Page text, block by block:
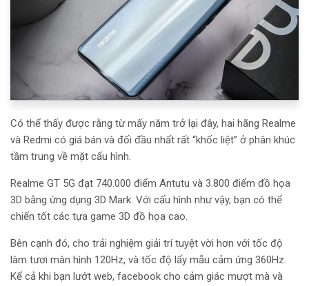
Có thể thấy được rằng từ mấy năm trở lại đây, hai hãng Realme
và Redmi có giá bán và đối đầu nhất rất “khốc liệt” ở phân khúc
tầm trung về mặt cấu hình.
Realme GT 5G đạt 740.000 điểm Antutu và 3.800 điểm đồ họa
3D bằng ứng dụng 3D Mark. Với cấu hình như vậy, bạn có thể
chiến tốt các tựa game 3D đồ họa cao.
Bên cạnh đó, cho trải nghiệm giải trí tuyệt vời hơn với tốc độ
làm tươi màn hình 120Hz, và tốc độ lấy mẫu cảm ứng 360Hz.
Kể cả khi bạn lướt web, facebook cho cảm giác mượt mà và